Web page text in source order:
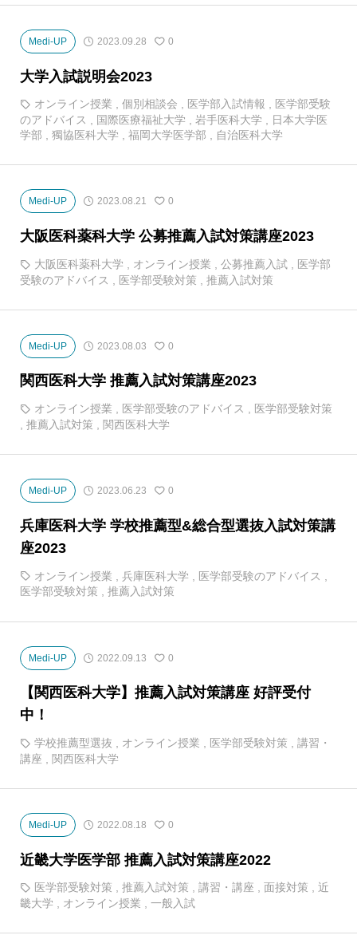
Medi-UP 2023.09.28 0
大学入試説明会2023
オンライン授業 , 個別相談会 , 医学部入試情報 , 医学部受験
のアドバイス
国際医療福祉大学 岩手医科大学
日本大学医
学部
獨協医科大学 福岡大学医学部 自治医科大学
Medi-UP 2023.08.21 0
大阪医科薬科大学 公募推薦入試対策講座2023
大阪医科薬科大学 オンライン授業 公募推薦入試
医学部
受験のアドバイス
医学部受験対策 推薦入試対策
Medi-UP 2023.08.03 0
関西医科大学 推薦入試対策講座2023
オンライン授業 医学部受験のアドバイス
医学部受験対策
推薦入試対策 関西医科大学
Medi-UP 2023.06.23 0
兵庫医科大学 学校推薦型&総合型選抜入試対策講
座2023
オンライン授業 兵庫医科大学 医学部受験のアドバイス
医学部受験対策 , 推薦入試対策
Medi-UP 2022.09.13 0
【関西医科大学】推薦入試対策講座 好評受付
中！
学校推薦型選抜 オンライン授業 医学部受験対策
講習・
講座
関西医科大学
Medi-UP 2022.08.18 0
近畿大学医学部 推薦入試対策講座2022
医学部受験対策 , 推薦入試対策 , 講習・講座 , 面接対策 , 近
畿大学 , オンライン授業 , 一般入試